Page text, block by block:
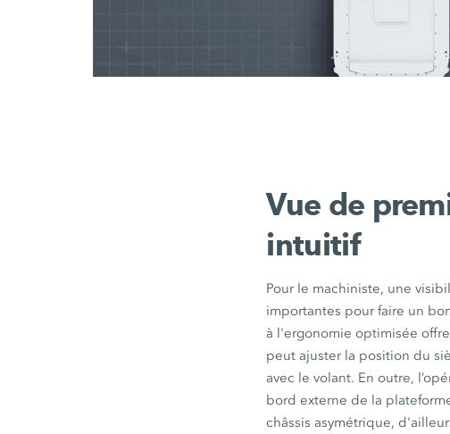
Vue de
intuitif
Pour le machiniste, une
importantes pour faire un
à l'ergonomie optimisée
peut ajuster la position du
avec le volant. En outre,
bord externe de la
châssis asymétrique,